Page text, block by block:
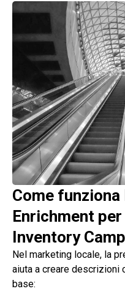
Come funziona
Enrichment
Inventory
Nel marketing locale, la
aiuta a creare descrizioni
base: